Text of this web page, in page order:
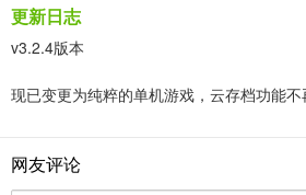
更新日志
v3.2.4版本
现已变更为纯粹的单机游戏，云存档功能不
网友评论